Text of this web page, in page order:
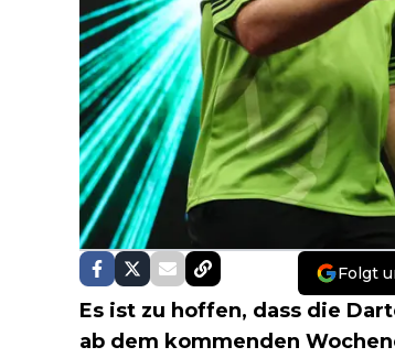
Folgt
Es ist zu hoffen, dass die
ab dem kommenden